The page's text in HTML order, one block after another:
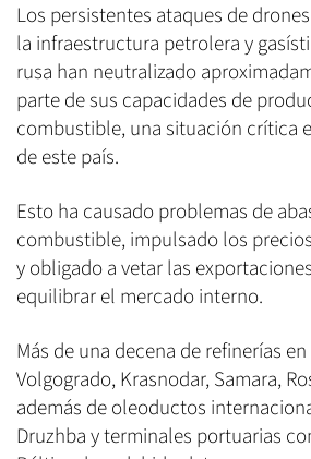
Los persistentes ataques de
la infraestructura petrolera y
rusa han neutralizado
parte de sus capacidades de
combustible, una situación crítica
de este país.
Esto ha causado problemas de
combustible, impulsado los
y obligado a vetar las
equilibrar el mercado interno.
Más de una decena de refinerías
Volgogrado, Krasnodar, Samara,
además de oleoductos
Druzhba y terminales portuarias